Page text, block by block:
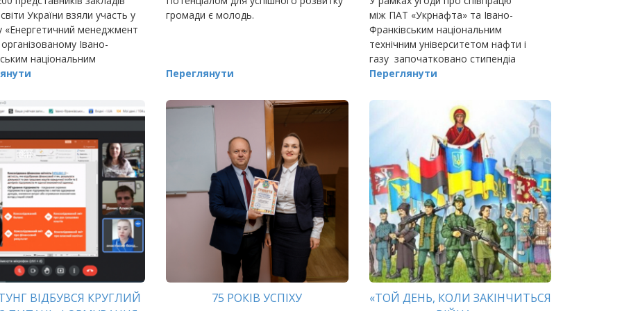
України взяли участь у
«Енергетичний менеджмент
Івано-
національним
університетом нафти і газу
громади є молодь.
Переглянути
між ПАТ «Укрнафта» та Івано-
Франківським національним
технічним університетом нафти і
газу започатковано стипендіа
Переглянути
ВІДБУВСЯ КРУГЛИЙ
75 РОКІВ УСПІХУ
«ТОЙ ДЕНЬ, КОЛИ ЗАКІНЧИТЬСЯ